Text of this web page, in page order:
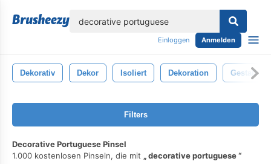
Einloggen Anmelden
Dekorativ Dekor Isoliert Dekoration Gestalten
Filters
Decorative Portuguese Pinsel
1.000 kostenlosen Pinseln, die mit
decorative portuguese